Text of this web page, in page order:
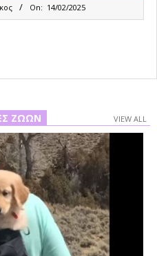
On: 14/02/2025
ΖΏΩΝ VIEW ALL